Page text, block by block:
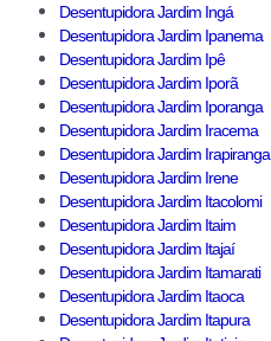
Desentupidora Jardim Ingá
Desentupidora Jardim Ipanema
Desentupidora Jardim Ipê
Desentupidora Jardim Iporã
Desentupidora Jardim Iporanga
Desentupidora Jardim Iracema
Desentupidora Jardim Irapiranga
Desentupidora Jardim Irene
Desentupidora Jardim Itacolomi
Desentupidora Jardim Itaim
Desentupidora Jardim Itajaí
Desentupidora Jardim Itamarati
Desentupidora Jardim Itaoca
Desentupidora Jardim Itapura